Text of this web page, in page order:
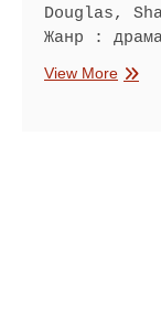
Douglas,
Жанр :
View More